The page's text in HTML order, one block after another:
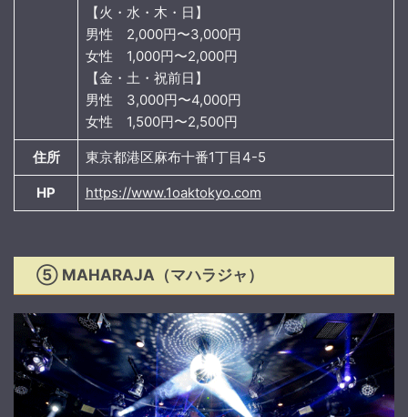
【火・水・木・日】
男性 2,000円〜3,000円
女性 1,000円〜2,000円
【金・土・祝前日】
男性 3,000円〜4,000円
女性 1,500円〜2,500円
住所 東京都港区麻布十番1丁目4-5
HP https://www.1oaktokyo.com
⑤ MAHARAJA（マハラジャ）